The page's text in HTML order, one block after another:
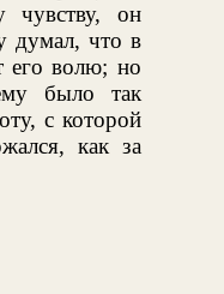
чувству, он
думал, что в
его волю; но
было так
с которой
как за